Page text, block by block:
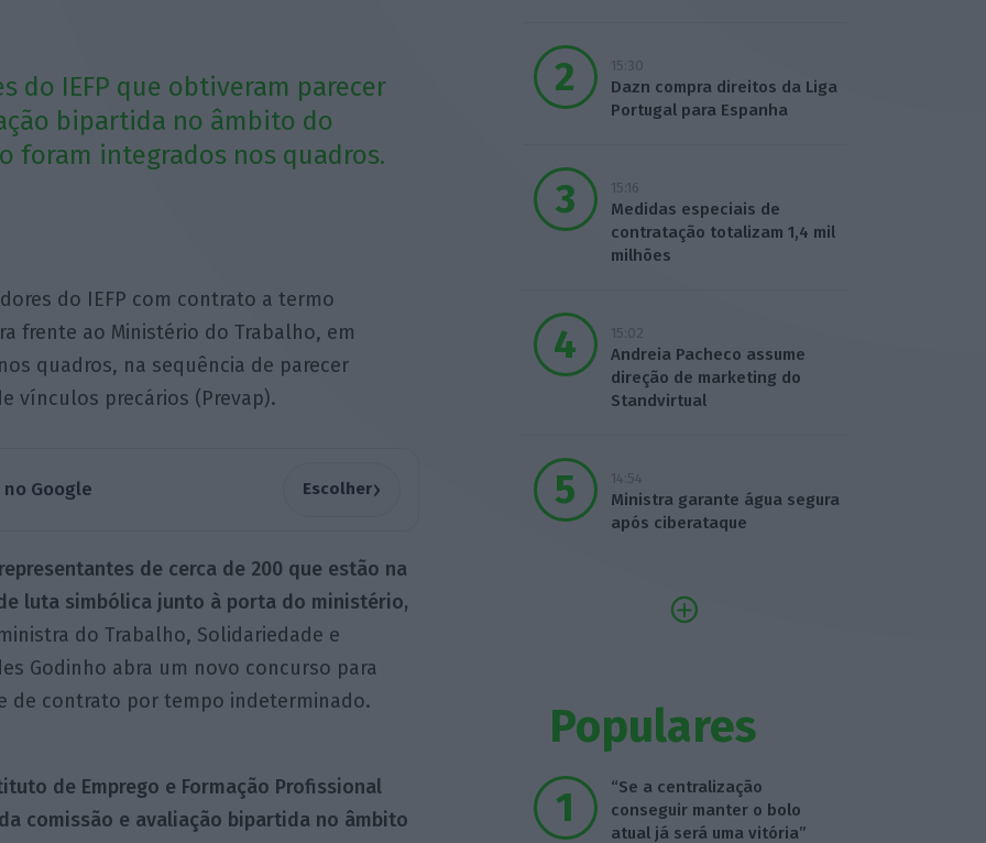
do IEFP que obtiveram parecer
bipartida no âmbito do
foram integrados nos quadros.
do IEFP com contrato a termo
frente ao Ministério do Trabalho, em
quadros, na sequência de parecer
vínculos precários (Prevap).
Google Escolher›
de cerca de 200 que estão na
luta simbólica junto à porta do ministério,
do Trabalho, Solidariedade e
Godinho abra um novo concurso para
de contrato por tempo indeterminado.
de Emprego e Formação Profissional
comissão e avaliação bipartida no âmbito
15:30
Dazn compra direitos da Liga
Portugal para Espanha
15:16
Medidas especiais de
contratação totalizam 1,4 mil
milhões
15:02
Andreia Pacheco assume
direção de marketing do
Standvirtual
14:54
Ministra garante água segura
após ciberataque
Populares
“Se a centralização
conseguir manter o bolo
atual já será uma vitória”